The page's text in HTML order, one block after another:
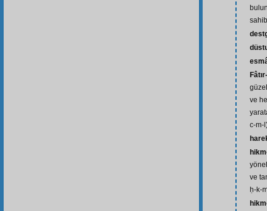
ve
c-m-
ve
ḥ-k-